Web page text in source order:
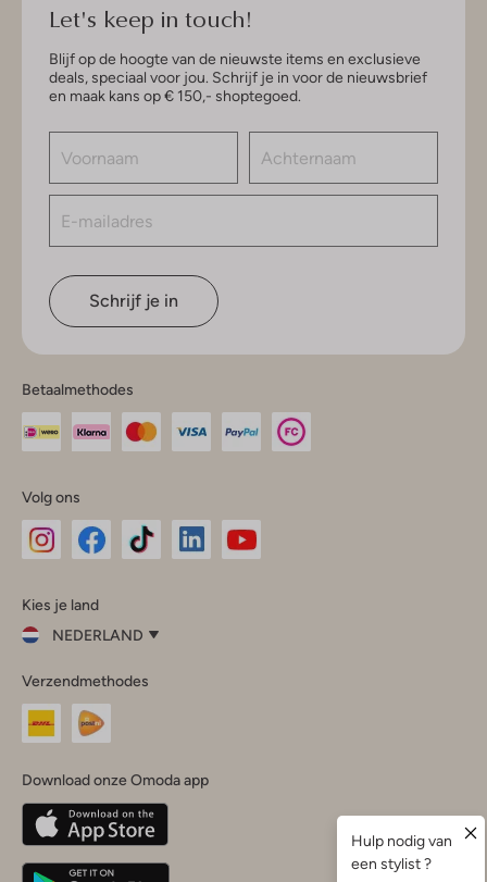
Let's keep in touch!
Blijf op de hoogte van de nieuwste items en exclusieve
deals, speciaal voor jou. Schrijf je in voor de nieuwsbrief
en maak kans op € 150,- shoptegoed.
Schrijf je in
Betaalmethodes
Volg ons
InstagramFacebook
Kies je land
NEDERLAND
je
land
Nederland
Belgique(Français)
Deutschland
Verzendmethodes
Download onze Omoda app